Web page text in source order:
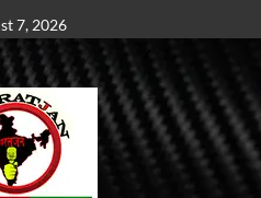
7, 2026